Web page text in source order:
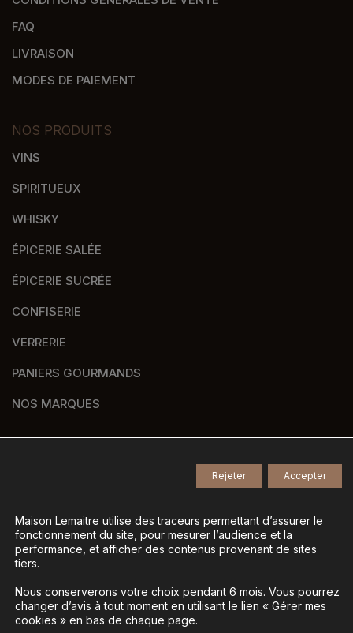
FAQ
LIVRAISON
MODES DE PAIEMENT
NOS PRODUITS
VINS
SPIRITUEUX
WHISKY
ÉPICERIE SALÉE
ÉPICERIE SUCRÉE
CONFISERIE
VERRERIE
PANIERS GOURMANDS
NOS MARQUES
Tous droits réservés -
Mentions légales-
Gestion des données personnelles-
Gérer mes cookies
La vente d’alcool est interdite aux mineurs - L’abus
Maison Lemaitre utilise des traceurs permettant d’assurer le
fonctionnement du site, pour mesurer l’audience et la
performance, et afficher des contenus provenant de sites
tiers.
Nous conserverons votre choix pendant 6 mois. Vous pourrez
changer d’avis à tout moment en utilisant le lien « Gérer mes
cookies » en bas de chaque page.
Accepter
Rejeter